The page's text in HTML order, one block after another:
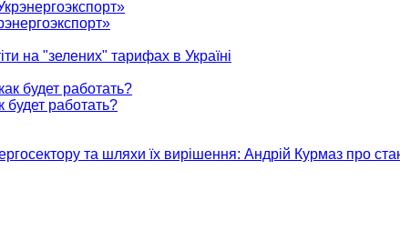
на "зелених" тарифах в Україні
будет работать?
та шляхи їх вирішення: Андрій Курмаз про